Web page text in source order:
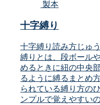
製本
十字縛り
十字縛り読み方じゅ
縛りとは、段ボール
めるときに紐の中央
るように縛るまとめ
られている縛り方の
ンプルで覚えやすい